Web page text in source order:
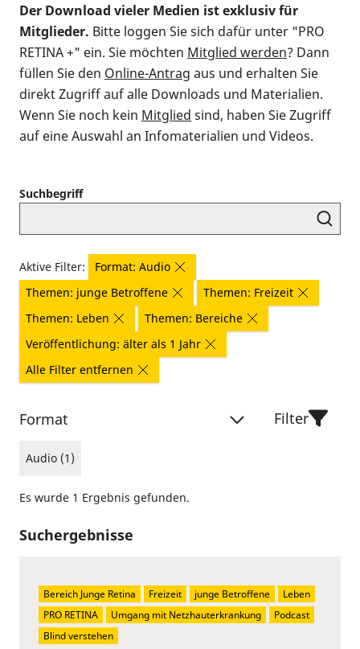
Der Download vieler Medien ist exklusiv für
Mitglieder. Bitte loggen Sie sich dafür unter "PRO
RETINA +" ein. Sie möchten Mitglied werden? Dann
füllen Sie den Online-Antrag aus und erhalten Sie
direkt Zugriff auf alle Downloads und Materialien.
Wenn Sie noch kein Mitglied sind, haben Sie Zugriff
auf eine Auswahl an Infomaterialien und Videos.
Suchbegriff
Aktive Filter:
Format: Audio
Themen: junge Betroffene
Themen: Freizeit
Themen: Leben
Themen: Bereiche
Veröffentlichung: älter als 1 Jahr
Alle Filter entfernen
Format
Audio (1)
Filter
Es wurde 1 Ergebnis gefunden.
Suchergebnisse
Bereich Junge Retina Freizeit junge Betroffene
Leben
PRO RETINA
Umgang mit Netzhauterkrankung
Podcast
Blind verstehen